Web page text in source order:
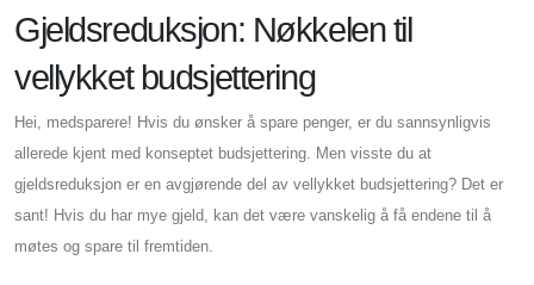
Gjeldsreduksjon: Nøkkelen til
vellykket budsjettering
Hei, medsparere! Hvis du ønsker å spare penger, er du sannsynligvis
allerede kjent med konseptet budsjettering. Men visste du at
gjeldsreduksjon er en avgjørende del av vellykket budsjettering? Det er
sant! Hvis du har mye gjeld, kan det være vanskelig å få endene til å
møtes og spare til fremtiden.